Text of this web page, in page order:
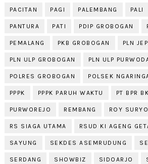
PACITAN PAGI PALEMBANG PALI
PANTURA PATI PDIP GROBOGAN
PEMALANG PKB GROBOGAN PLN
PLN ULP GROBOGAN PLN ULP
POLRES GROBOGAN POLSEK
PPPK PPPK PARUH WAKTU PT BPR
PURWOREJO REMBANG ROY SURYO
RS SIAGA UTAMA RSUD KI AGENG
SAYUNG SEKDES ASEMRUDUNG
SERDANG SHOWBIZ SIDOARJO